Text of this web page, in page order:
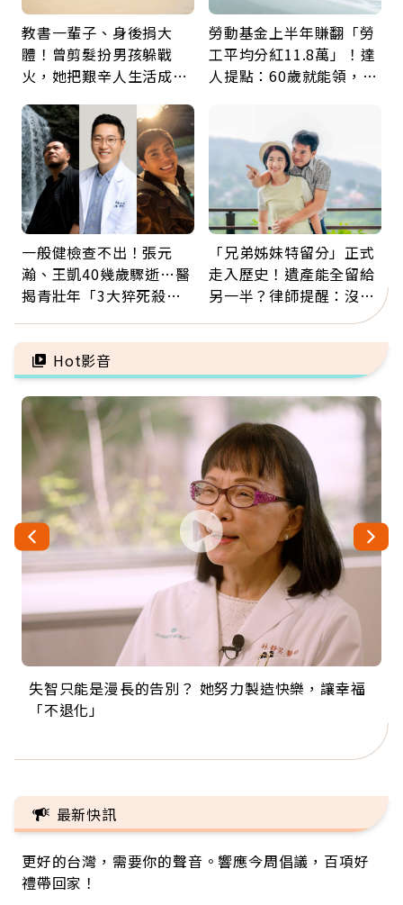
教書一輩子、身後捐大
體！曾剪髮扮男孩躲戰
火，她把艱辛人生活成風
福
勞動基金上半年賺翻「勞
工平均分紅11.8萬」！達
人提點：60歲就能領，重
一般健檢查不出！張元
瀚、王凱40幾歲驟逝…醫
揭青壯年「3大猝死殺
雷
「兄弟姊妹特留分」正式
走入歷史！遺產能全留給
另一半？律師提醒：沒做
Hot影音
失智只能是漫長的告別？ 她努力製造快樂，讓幸福
「不退化」
來自剛果的巧克力神父 為台灣奉獻36年 「台灣是我
的家，我連作夢都講台語！」
63歲卸矽谷副總、搬回台灣找快樂！「蛋黃哥小
丑」走進安養院，逗樂上萬爺奶：退休後才開始真
104歲打破金氏世界紀錄 成為全球最年長羽球選
手，分享長壽的秘密原來是「這個」
事業巔峰他選擇追夢…黑手阿伯拉小提琴還登上小
巨蛋！連CNN都大讚！
最新快訊
更好的台灣，需要你的聲音。響應今周倡議，百項好
禮帶回家！